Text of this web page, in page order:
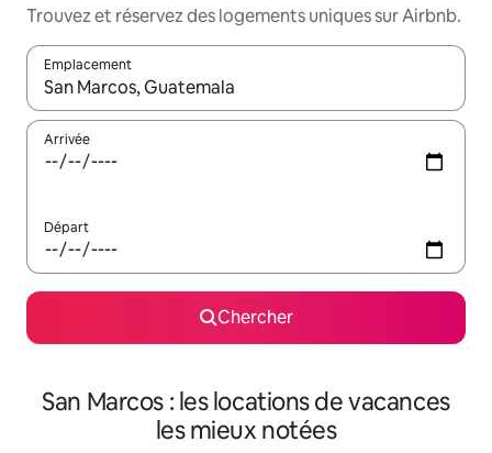
Trouvez et réservez des logements uniques sur Airbnb.
Emplacement
Quand les résultats sont affichés, parcourez-les en utilisant
Arrivée
Départ
Chercher
San Marcos : les locations de vacances
les mieux notées